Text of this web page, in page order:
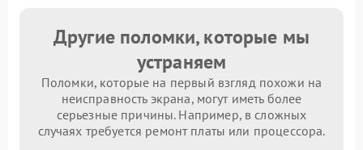
Другие поломки, которые мы
устраняем
Поломки, которые на первый взгляд похожи на
неисправность экрана, могут иметь более
серьезные причины. Например, в сложных
случаях требуется ремонт платы или процессора.